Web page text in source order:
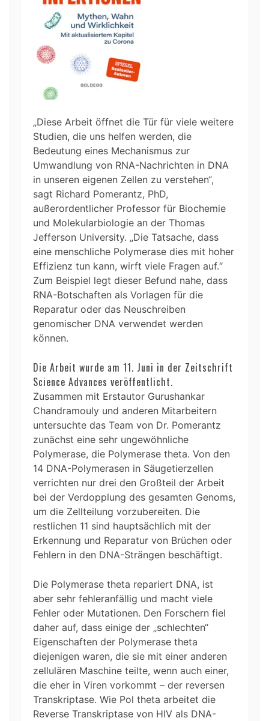
„Diese Arbeit öffnet die Tür für viele weitere
Studien, die uns helfen werden, die
Bedeutung eines Mechanismus zur
Umwandlung von RNA-Nachrichten in DNA
in unseren eigenen Zellen zu verstehen“,
sagt Richard Pomerantz, PhD,
außerordentlicher Professor für Biochemie
und Molekularbiologie an der Thomas
Jefferson University. „Die Tatsache, dass
eine menschliche Polymerase dies mit hoher
Effizienz tun kann, wirft viele Fragen auf.“
Zum Beispiel legt dieser Befund nahe, dass
RNA-Botschaften als Vorlagen für die
Reparatur oder das Neuschreiben
genomischer DNA verwendet werden
können.
Die Arbeit wurde am 11. Juni in der Zeitschrift
Science Advances veröffentlicht.
Zusammen mit Erstautor Gurushankar
Chandramouly und anderen Mitarbeitern
untersuchte das Team von Dr. Pomerantz
zunächst eine sehr ungewöhnliche
Polymerase, die Polymerase theta. Von den
14 DNA-Polymerasen in Säugetierzellen
verrichten nur drei den Großteil der Arbeit
bei der Verdopplung des gesamten Genoms,
um die Zellteilung vorzubereiten. Die
restlichen 11 sind hauptsächlich mit der
Erkennung und Reparatur von Brüchen oder
Fehlern in den DNA-Strängen beschäftigt.
Die Polymerase theta repariert DNA, ist
aber sehr fehleranfällig und macht viele
Fehler oder Mutationen. Den Forschern fiel
daher auf, dass einige der „schlechten“
Eigenschaften der Polymerase theta
diejenigen waren, die sie mit einer anderen
zellulären Maschine teilte, wenn auch einer,
die eher in Viren vorkommt – der reversen
Transkriptase. Wie Pol theta arbeitet die
Reverse Transkriptase von HIV als DNA-